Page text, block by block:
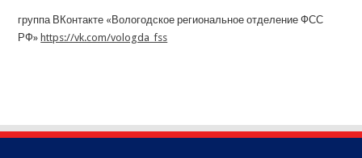
группа ВКонтакте «Вологодское региональное отделение ФСС
РФ» https://vk.com/vologda_fss